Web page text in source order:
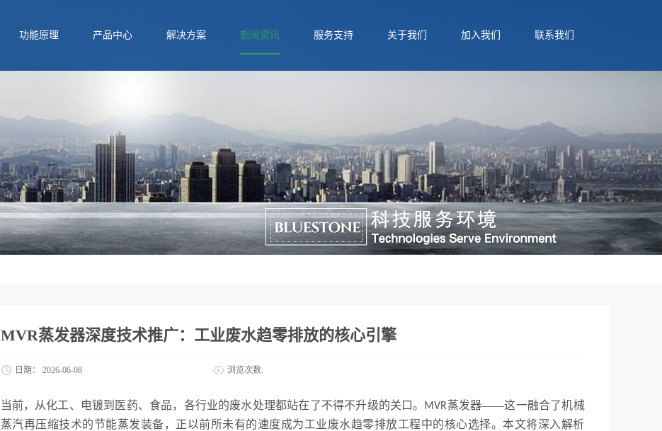
功能原理 产品中心 解决方案 新闻资讯 服务支持 关于我们 加入我们 联系我们
MVR蒸发器深度技术推广：工业废水趋零排放的核心引擎
日期： 2026-06-08 浏览次数:
当前，从化工、电镀到医药、食品，各行业的废水处理都站在了不得不升级的关口。 MVR蒸发器——这一融合了机械
蒸汽再压缩技术的节能蒸发装备，正以前所未有的速度成为工业废水趋零排放工程中的核心选择。本文将深入解析